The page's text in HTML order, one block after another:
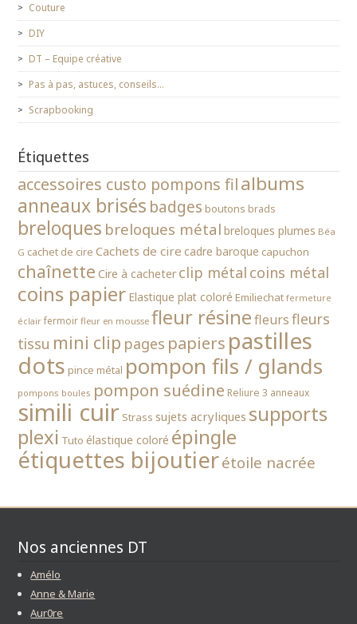
Couture
DIY
DT – Equipe créative
Pas à pas, astuces, conseils…
Scrapbooking
Étiquettes
accessoires custo pompons filalbums
anneaux brisés badges boutons brads
breloques breloques métal breloques plumes Béa
G cachet de cire Cachets de cire cadre baroque capuchon
chaînette Cire à cacheterclip métal coins métal
coins papier Elastique plat coloré Emiliechat fermeture
éclair fermoir fleur en mousse fleur résine fleurs fleurs
tissu mini clip pages papiers pastilles
dots pince métal pompon fils / glands
pompons boules pompon suédine Reliure 3 anneaux
simili cuir Strass sujets acryliques supports
plexi Tuto élastique coloré épingle
étiquettes bijoutierétoile nacrée
Nos anciennes DT
Amélo
Anne & Marie
Aur0re